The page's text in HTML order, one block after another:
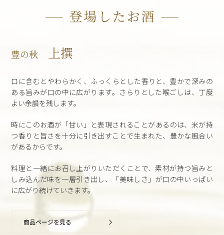
豊の秋 上撰
口に含むとやわらかく、ふっくらとした香りと、豊かで深みの
ある旨みが口の中に広がります。さらりとした喉ごしは、丁度
よい余韻を残します。
時にこのお酒が「甘い」と表現されることがあるのは、米が持
つ香りと旨さを十分に引き出すことで生まれた、豊かな風合い
があるからです。
料理と一緒にお召し上がりいただくことで、素材が持つ旨みと
しみ込んだ味を一層引き出し、「美味しさ」が口の中いっぱい
に広がり続けていきます。
商品ページを見る